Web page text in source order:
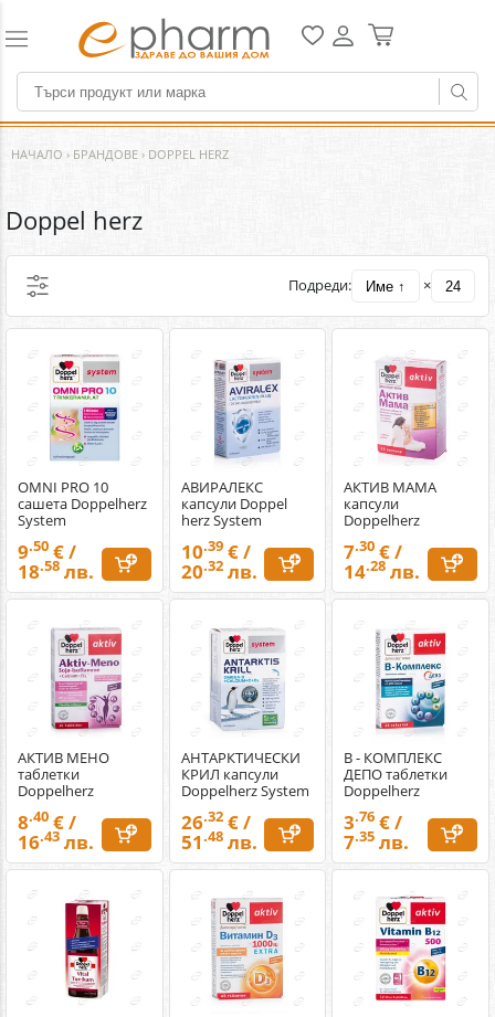
НАЧАЛО › БРАНДОВЕ › DOPPEL HERZ
Doppel herz
Подреди: Име ↑ × 24
OMNI PRO 10
сашета Doppelherz
System
9.50 € /
18.58 лв.
АВИРАЛЕКС
капсули Doppel
herz System
10.39€ /
20.32лв.
АКТИВ МАМА
капсули
Doppelherz
7.30 € /
14.28 лв.
АКТИВ МЕНО
таблетки
Doppelherz
8.40 € /
16.43 лв.
АНТАРКТИЧЕСКИ
КРИЛ капсули
Doppelherz System
26.32€ /
51.48лв.
В - КОМПЛЕКС
ДЕПО таблетки
Doppelherz
3.76 € /
7.35 лв.